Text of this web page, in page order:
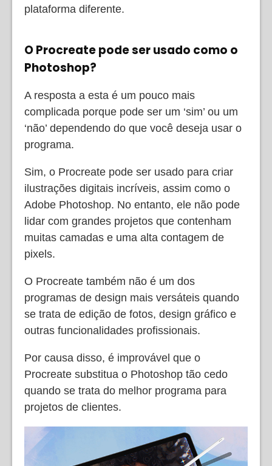
plataforma diferente.
O Procreate pode ser usado como o
Photoshop?
A resposta a esta é um pouco mais
complicada porque pode ser um ‘sim’ ou um
‘não’ dependendo do que você deseja usar o
programa.
Sim, o Procreate pode ser usado para criar
ilustrações digitais incríveis, assim como o
Adobe Photoshop. No entanto, ele não pode
lidar com grandes projetos que contenham
muitas camadas e uma alta contagem de
pixels.
O Procreate também não é um dos
programas de design mais versáteis quando
se trata de edição de fotos, design gráfico e
outras funcionalidades profissionais.
Por causa disso, é improvável que o
Procreate substitua o Photoshop tão cedo
quando se trata do melhor programa para
projetos de clientes.